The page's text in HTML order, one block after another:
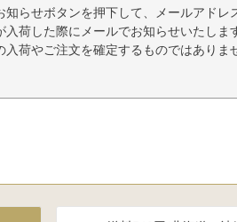
知らせボタンを押下して、メールアドレ
入荷した際にメールでお知らせいたしま
入荷やご注文を確定するものではありま